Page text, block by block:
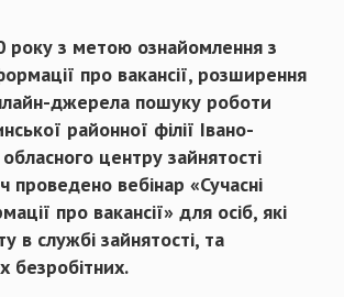
року з метою ознайомлення з
про вакансії, розширення
джерела пошуку роботи
районної філії Івано-
центру зайнятості
проведено вебінар «Сучасні
про вакансії» для осіб, які
в службі зайнятості, та
безробітних.